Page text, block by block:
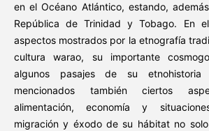
en el Océano Atlántico, estando,
República de Trinidad y Tobago. En
aspectos mostrados por la etnografía
cultura warao, su importante
algunos pasajes de su
mencionados también ciertos
alimentación, economía y
migración y éxodo de su hábitat no